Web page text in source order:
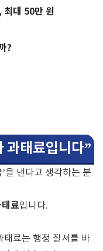
최대 50만 원
?
과태료입니다”
을 낸다고 생각하는 분
료입니다.
태료는 행정 질서를 바